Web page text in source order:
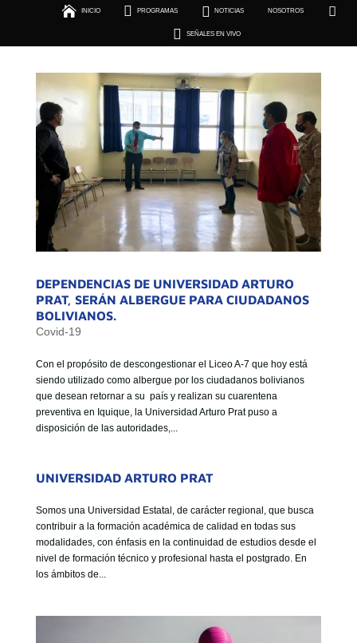
 INICIO  PROGRAMAS  NOTICIAS NOSOTROS 
 SEÑALES EN VIVO
 SEÑALES EN VIVO
DEPENDENCIAS DE UNIVERSIDAD ARTURO
PRAT, SERÁN ALBERGUE PARA CIUDADANOS
BOLIVIANOS.
Covid-19
Con el propósito de descongestionar el Liceo A-7 que hoy está
siendo utilizado como albergue por los ciudadanos bolivianos
que desean retornar a su país y realizan su cuarentena
preventiva en Iquique, la Universidad Arturo Prat puso a
disposición de las autoridades,...
UNIVERSIDAD ARTURO PRAT
Somos una Universidad Estatal, de carácter regional, que busca
contribuir a la formación académica de calidad en todas sus
modalidades, con énfasis en la continuidad de estudios desde el
nivel de formación técnico y profesional hasta el postgrado. En
los ámbitos de...